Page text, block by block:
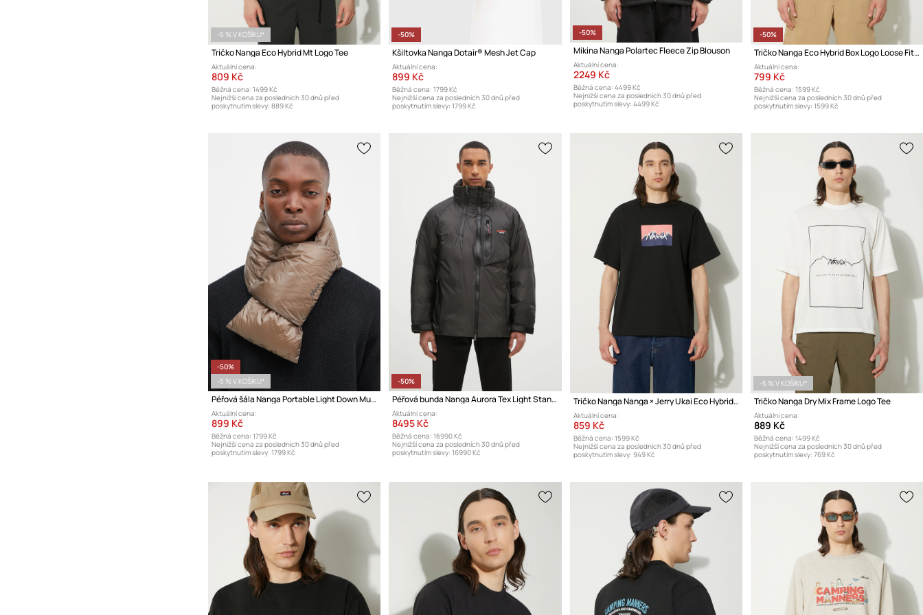
-5 % V KOŠÍKU*
Tričko Nanga Eco Hybrid Mt Logo Tee
Aktuální cena:
809 Kč
Běžná cena: 1499 Kč
Nejnižší cena za posledních 30 dnů před
poskytnutím slevy: 889 Kč
-50%
Kšiltovka Nanga Dotair® Mesh Jet Cap
Aktuální cena:
899 Kč
Běžná cena: 1799 Kč
Nejnižší cena za posledních 30 dnů před
poskytnutím slevy: 1799 Kč
-50%
Mikina Nanga Polartec Fleece Zip Blouson
Aktuální cena:
2249 Kč
Běžná cena: 4499 Kč
Nejnižší cena za posledních 30 dnů před
poskytnutím slevy: 4499 Kč
-50%
Tričko Nanga Eco Hybrid Box Logo Loose Fit Tee
Aktuální cena:
799 Kč
Běžná cena: 1599 Kč
Nejnižší cena za posledních 30 dnů před
poskytnutím slevy: 1599 Kč
-50%
-5 % V KOŠÍKU*
Péřová šála Nanga Portable Light Down Muffler
Aktuální cena:
899 Kč
Běžná cena: 1799 Kč
Nejnižší cena za posledních 30 dnů před
poskytnutím slevy: 1799 Kč
-50%
Péřová bunda Nanga Aurora Tex Light Stand Collar Down Jacket Mikam
Aktuální cena:
8495 Kč
Běžná cena: 16990 Kč
Nejnižší cena za posledních 30 dnů před
poskytnutím slevy: 16990 Kč
Tričko Nanga Nanga × Jerry Ukai Eco Hybrid Nanga Logo Tee
Aktuální cena:
859 Kč
Běžná cena: 1599 Kč
Nejnižší cena za posledních 30 dnů před
poskytnutím slevy: 949 Kč
-5 % V KOŠÍKU*
Tričko Nanga Dry Mix Frame Logo Tee
Aktuální cena:
889 Kč
Běžná cena: 1499 Kč
Nejnižší cena za posledních 30 dnů před
poskytnutím slevy: 769 Kč